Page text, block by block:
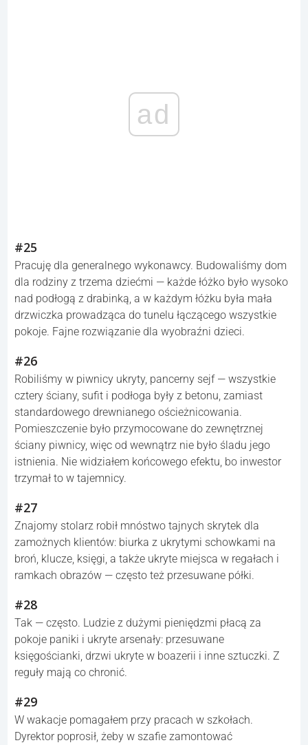
ad
#25
Pracuję dla generalnego wykonawcy. Budowaliśmy dom
dla rodziny z trzema dziećmi — każde łóżko było wysoko
nad podłogą z drabinką, a w każdym łóżku była mała
drzwiczka prowadząca do tunelu łączącego wszystkie
pokoje. Fajne rozwiązanie dla wyobraźni dzieci.
#26
Robiliśmy w piwnicy ukryty, pancerny sejf — wszystkie
cztery ściany, sufit i podłoga były z betonu, zamiast
standardowego drewnianego ościeżnicowania.
Pomieszczenie było przymocowane do zewnętrznej
ściany piwnicy, więc od wewnątrz nie było śladu jego
istnienia. Nie widziałem końcowego efektu, bo inwestor
trzymał to w tajemnicy.
#27
Znajomy stolarz robił mnóstwo tajnych skrytek dla
zamożnych klientów: biurka z ukrytymi schowkami na
broń, klucze, księgi, a także ukryte miejsca w regałach i
ramkach obrazów — często też przesuwane półki.
#28
Tak — często. Ludzie z dużymi pieniędzmi płacą za
pokoje paniki i ukryte arsenały: przesuwane
księgościanki, drzwi ukryte w boazerii i inne sztuczki. Z
reguły mają co chronić.
#29
W wakacje pomagałem przy pracach w szkołach.
Dyrektor poprosił, żeby w szafie zamontować